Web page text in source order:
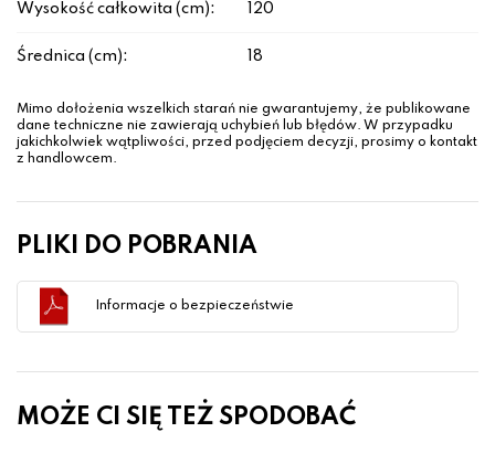
Wysokość całkowita (cm): 120
Średnica (cm): 18
Mimo dołożenia wszelkich starań nie gwarantujemy, że publikowane
dane techniczne nie zawierają uchybień lub błędów. W przypadku
jakichkolwiek wątpliwości, przed podjęciem decyzji, prosimy o kontakt
z handlowcem.
PLIKI DO POBRANIA
Informacje o bezpieczeństwie
MOŻE CI SIĘ TEŻ SPODOBAĆ